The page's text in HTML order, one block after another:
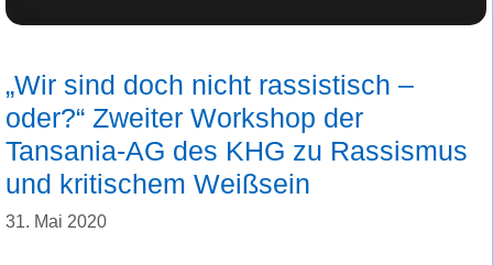
„Wir sind doch nicht rassistisch –
oder?“ Zweiter Workshop der
Tansania-AG des KHG zu Rassismus
und kritischem Weißsein
31. Mai 2020